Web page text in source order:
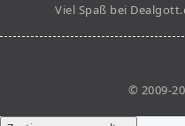
Viel Spaß bei
© 2009-